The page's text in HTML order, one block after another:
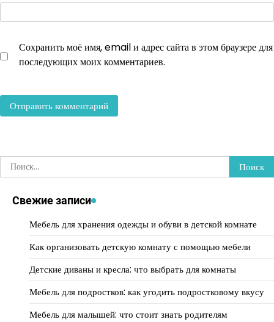
Сохранить моё имя, email и адрес сайта в этом браузере для
последующих моих комментариев.
Найти:
Свежие записи
Мебель для хранения одежды и обуви в детской комнате
Как организовать детскую комнату с помощью мебели
Детские диваны и кресла: что выбрать для комнаты
Мебель для подростков: как угодить подростковому вкусу
Мебель для малышей: что стоит знать родителям